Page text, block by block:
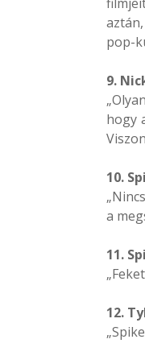
pop-
9.
hogy
10.
a
11.
12.